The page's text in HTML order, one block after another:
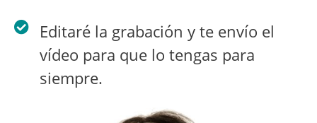
Editaré la grabación y te envío el
vídeo para que lo tengas para
siempre.